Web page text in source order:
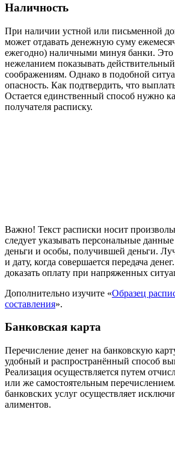
Наличность
При наличии устной или письменной
может отдавать денежную суму
ежегодно) наличными минуя банки. Это
нежеланием показывать
соображениям. Однако в подобной
опасность. Как подтвердить, что
Остается единственный способ нужно
получателя расписку.
Важно! Текст расписки носит
следует указывать персональные
деньги и особы, получившей деньги.
и дату, когда совершается передача
доказать оплату при напряженных
Дополнительно изучите «Образец
составления».
Банковская карта
Перечисление денег на банковскую
удобный и распространённый способ
Реализация осуществляется путем
или же самостоятельным
банковских услуг осуществляет
алиментов.